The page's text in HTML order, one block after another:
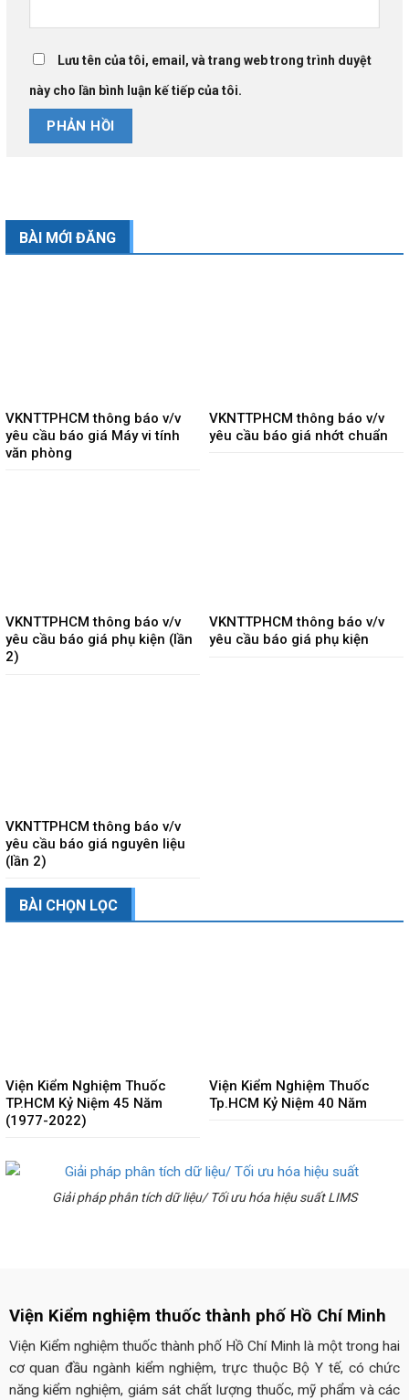
Lưu tên của tôi, email, và trang web trong trình duyệt
này cho lần bình luận kế tiếp của tôi.
BÀI MỚI ĐĂNG
VKNTTPHCM thông báo v/v
yêu cầu báo giá Máy vi tính
văn phòng
VKNTTPHCM thông báo v/v
yêu cầu báo giá nhớt chuẩn
VKNTTPHCM thông báo v/v
yêu cầu báo giá phụ kiện (lần
2)
VKNTTPHCM thông báo v/v
yêu cầu báo giá phụ kiện
VKNTTPHCM thông báo v/v
yêu cầu báo giá nguyên liệu
(lần 2)
BÀI CHỌN LỌC
Viện Kiểm Nghiệm Thuốc
TP.HCM Kỷ Niệm 45 Năm
(1977-2022)
Viện Kiểm Nghiệm Thuốc
Tp.HCM Kỷ Niệm 40 Năm
Giải pháp phân tích dữ liệu/ Tối ưu hóa hiệu suất LIMS
Viện Kiểm nghiệm thuốc thành phố Hồ Chí Minh
Viện Kiểm nghiệm thuốc thành phố Hồ Chí Minh là một trong hai
cơ quan đầu ngành kiểm nghiệm, trực thuộc Bộ Y tế, có chức
năng kiểm nghiệm, giám sát chất lượng thuốc, mỹ phẩm và các